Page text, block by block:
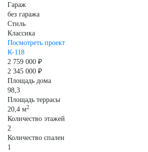
Гараж
без гаража
Стиль
Классика
Посмотреть проект
К-118
2 759 000 ₽
2 345 000 ₽
Площадь дома
98,3
Площадь террасы
20,4 м2
Количество этажей
2
Количество спален
1